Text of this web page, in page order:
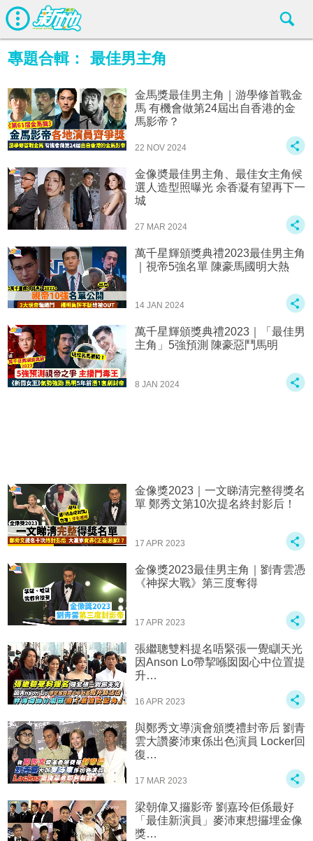
專題合輯： 最佳男主角
金馬獎最佳男主角｜游學修首戰金
馬 有機會做第24屆出自香港的金
馬影帝？
22 NOV 2024
金像奬最佳男主角、最佳女主角候
選人造型照曝光 余香凝有望再下一
城
27 MAR 2024
萬千星輝頒獎典禮2023最佳男主角
｜視帝5強名單 陳豪馬國明大熱
14 JAN 2024
萬千星輝頒獎典禮2023｜「最佳男
主角」5強預測 陳豪惡鬥馬明
8 JAN 2024
金像獎2023｜一文睇清完整得獎名
單 鄭秀文第10次提名終封影后！
17 APR 2023
金像獎2023最佳男主角｜劉青雲憑
《神探大戰》第三度奪得
17 APR 2023
張繼聰雙料提名唔緊張一覺瞓天光
因Anson Lo帶挈喺囡囡心中位置提
升…
16 APR 2023
與鄭秀文導演會頒獎禮封帝后 劉青
雲大讚麥沛東係出色演員 Locker回
復…
17 MAR 2023
梁朝偉又攞影帝 劉嘉玲佢係最好
「最佳新演員」麥沛東想攞埋金像
獎…